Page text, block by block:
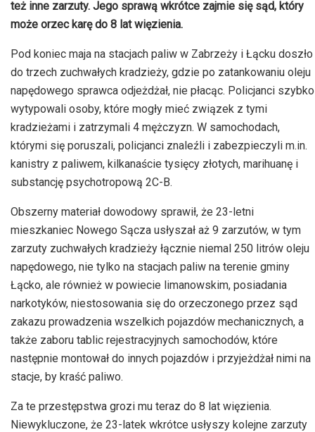
też inne zarzuty. Jego sprawą wkrótce zajmie się sąd, który
może orzec karę do 8 lat więzienia.
Pod koniec maja na stacjach paliw w Zabrzeży i Łącku doszło
do trzech zuchwałych kradzieży, gdzie po zatankowaniu oleju
napędowego sprawca odjeżdżał, nie płacąc. Policjanci szybko
wytypowali osoby, które mogły mieć związek z tymi
kradzieżami i zatrzymali 4 mężczyzn. W samochodach,
którymi się poruszali, policjanci znaleźli i zabezpieczyli m.in.
kanistry z paliwem, kilkanaście tysięcy złotych, marihuanę i
substancję psychotropową 2C-B.
Obszerny materiał dowodowy sprawił, że 23-letni
mieszkaniec Nowego Sącza usłyszał aż 9 zarzutów, w tym
zarzuty zuchwałych kradzieży łącznie niemal 250 litrów oleju
napędowego, nie tylko na stacjach paliw na terenie gminy
Łącko, ale również w powiecie limanowskim, posiadania
narkotyków, niestosowania się do orzeczonego przez sąd
zakazu prowadzenia wszelkich pojazdów mechanicznych, a
także zaboru tablic rejestracyjnych samochodów, które
następnie montował do innych pojazdów i przyjeżdżał nimi na
stacje, by kraść paliwo.
Za te przestępstwa grozi mu teraz do 8 lat więzienia.
Niewykluczone, że 23-latek wkrótce usłyszy kolejne zarzuty